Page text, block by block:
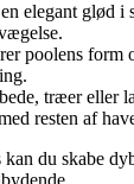
elegant glød i
poolens form
træer eller
resten af
du skabe